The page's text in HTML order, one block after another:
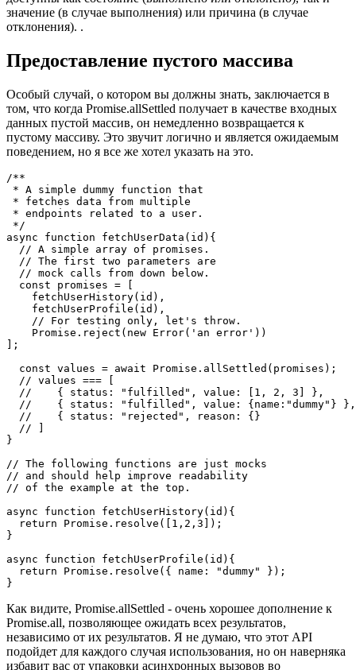
Основное отличие от Promise.all заключается в том, что
каждое обещание преобразуется в кортеж информации, где
доступны как состояние (выполнено или отклонено), так и
значение (в случае выполнения) или причина (в случае
отклонения). .
Предоставление пустого массива
Особый случай, о котором вы должны знать, заключается в
том, что когда Promise.allSettled получает в качестве входных
данных пустой массив, он немедленно возвращается к
пустому массиву. Это звучит логично и является ожидаемым
поведением, но я все же хотел указать на это.
/**
* A simple dummy function that
* fetches data from multiple
* endpoints related to a user.
*/
async function fetchUserData(id){
  // A simple array of promises.
  // The first two parameters are
  // mock calls from down below.
  const promises = [
    fetchUserHistory(id),
    fetchUserProfile(id),
    Promise.reject(new Error('an error'))
  const values = await Promise.allSettled(promises);
  // values === [
  //    { status: "fulfilled", value: [1, 2, 3] },
  //    { status: "fulfilled", value: {name:"dummy"} },
  // ]
}
// and should help improve readability
// of the example at the top.
  return Promise.resolve([1,2,3]);
  return Promise.resolve({ name: "dummy" });
Как видите, Promise.allSettled - очень хорошее дополнение к
Promise.all, позволяющее ожидать всех результатов,